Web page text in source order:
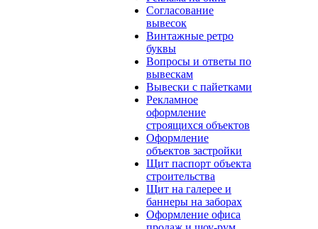
Согласование
вывесок
Винтажные ретро
буквы
Вопросы и ответы по
вывескам
Вывески с пайетками
Рекламное
оформление
строящихся объектов
Оформление
объектов застройки
Щит паспорт объекта
строительства
Щит на галерее и
баннеры на заборах
Оформление офиса